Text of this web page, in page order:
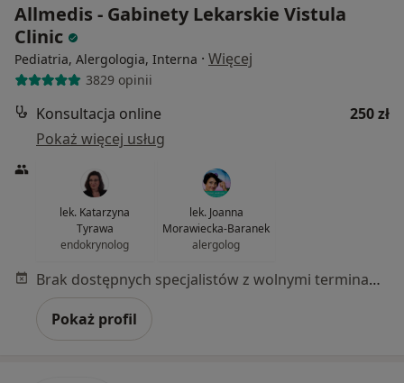
Allmedis - Gabinety Lekarskie Vistula
Clinic
Pediatria, Alergologia, Interna · Więcej
3829 opinii
Konsultacja online
250 zł
Pokaż więcej usług
lek. Katarzyna
Tyrawa
endokrynolog
lek. Joanna
Morawiecka-Baranek
alergolog
Brak dostępnych specjalistów z wolnymi terminami w tym centrum medycznym.
Pokaż profil